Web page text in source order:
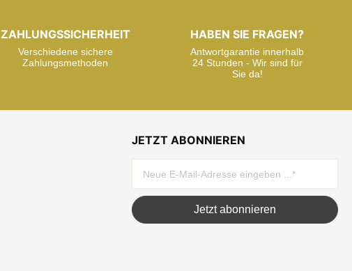
ZAHLUNGSSICHERHEIT
Verschiedene sichere
Zahlungsmethoden
HABEN SIE FRAGEN?
Antwortgarantie innerhalb
24 Stunden - Wir sind für
Sie da!
JETZT ABONNIEREN
Jetzt abonnieren